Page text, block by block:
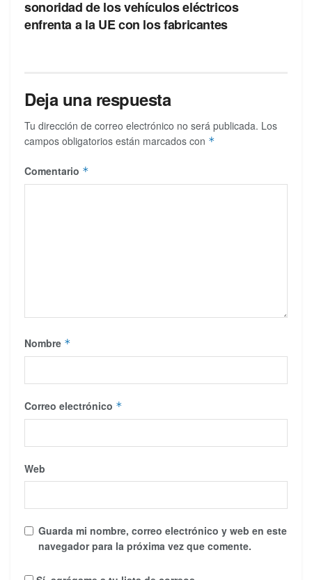
sonoridad de los vehículos eléctricos
enfrenta a la UE con los fabricantes
Deja una respuesta
Tu dirección de correo electrónico no será publicada. Los
campos obligatorios están marcados con *
Comentario *
Nombre *
Correo electrónico *
Web
Guarda mi nombre, correo electrónico y web en este
navegador para la próxima vez que comente.